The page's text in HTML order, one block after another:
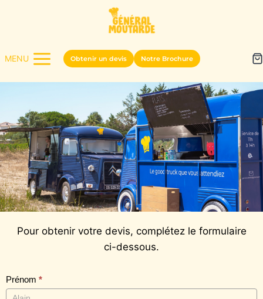
MENU Obtenir un devis Notre Brochure
Pour obtenir votre devis, complétez le formulaire
ci-dessous.
D
Prénom *